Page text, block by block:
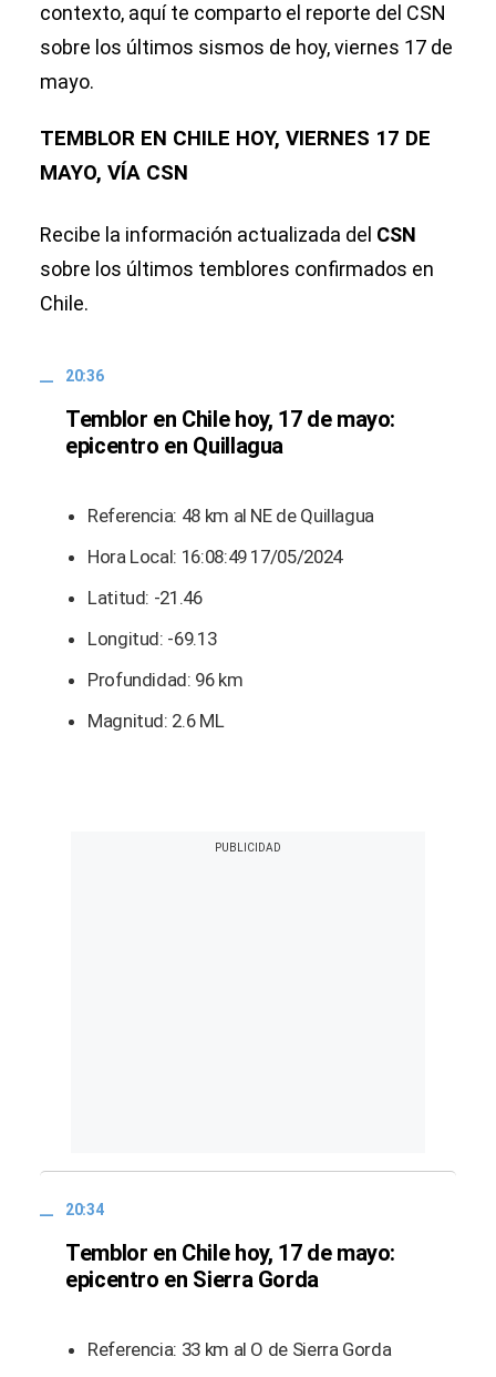
contexto, aquí te comparto el reporte del CSN
sobre los últimos sismos de hoy, viernes 17 de
mayo.
TEMBLOR EN CHILE HOY, VIERNES 17 DE
MAYO, VÍA CSN
Recibe la información actualizada del CSN
sobre los últimos temblores confirmados en
Chile.
20:36
Temblor en Chile hoy, 17 de mayo:
epicentro en Quillagua
Referencia: 48 km al NE de Quillagua
Hora Local: 16:08:49 17/05/2024
Latitud: -21.46
Longitud: -69.13
Profundidad: 96 km
Magnitud: 2.6 ML
20:34
Temblor en Chile hoy, 17 de mayo:
epicentro en Sierra Gorda
Referencia: 33 km al O de Sierra Gorda